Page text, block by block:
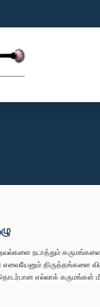
நடாத்தும்
திருத்தங்களை
எல்லாக் கருமங்கள்